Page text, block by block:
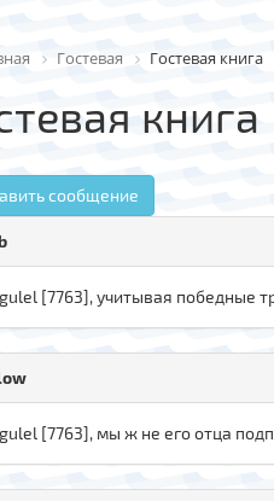
Гостевая Гостевая книга
книга
сообщение
[7763], учитывая победные
[7763], мы ж не его отца